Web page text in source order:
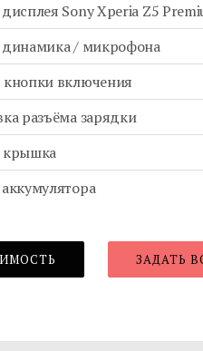
Sony Xperia Z5
динамика / микрофона
включения
разъёма зарядки
крышка
ЗАДАТЬ